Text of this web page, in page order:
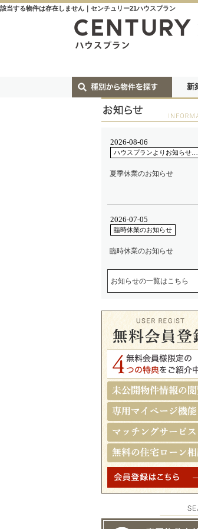
該当する物件は存在しません｜センチュリー21ハウスプラン
新
お知らせの一覧はこちら